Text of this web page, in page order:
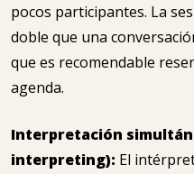
pocos participantes. La
doble que una
que es recomendable
agenda.
Interpretación
interpreting): El